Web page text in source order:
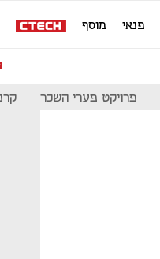
פנאי מוסף
פרויקט פערי השכר